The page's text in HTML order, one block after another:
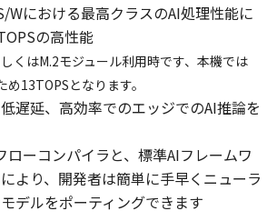
Wにおける最高クラスのAI処理性能に
の高性能
くはM.2モジュール利用時です、本機では
13TOPSとなります。
遅延、高効率でのエッジでのAI推論を
ーコンパイラと、標準AIフレームワ
より、開発者は簡単に手早くニューラ
デルをポーティングできます